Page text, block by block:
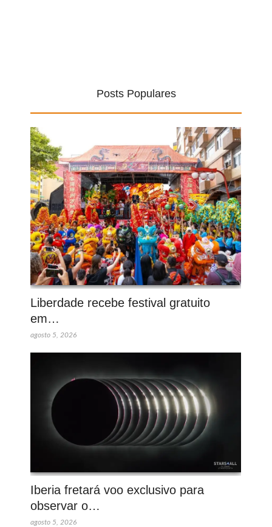
Posts Populares
Liberdade recebe festival gratuito
em…
agosto 5, 2026
Iberia fretará voo exclusivo para
observar o…
agosto 5, 2026